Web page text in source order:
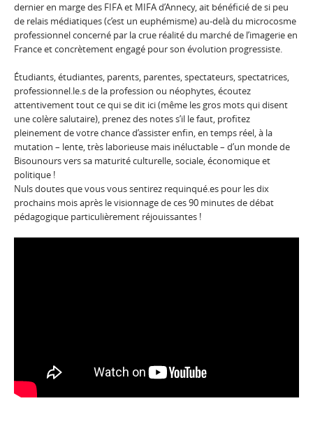
dernier en marge des FIFA et MIFA d’Annecy, ait bénéficié de si peu
de relais médiatiques (c’est un euphémisme) au-delà du microcosme
professionnel concerné par la crue réalité du marché de l’imagerie en
France et concrètement engagé pour son évolution progressiste.
Étudiants, étudiantes, parents, parentes, spectateurs, spectatrices,
professionnel.le.s de la profession ou néophytes, écoutez
attentivement tout ce qui se dit ici (même les gros mots qui disent
une colère salutaire), prenez des notes s’il le faut, profitez
pleinement de votre chance d’assister enfin, en temps réel, à la
mutation – lente, très laborieuse mais inéluctable – d’un monde de
Bisounours vers sa maturité culturelle, sociale, économique et
politique !
Nuls doutes que vous vous sentirez requinqué.es pour les dix
prochains mois après le visionnage de ces 90 minutes de débat
pédagogique particulièrement réjouissantes !